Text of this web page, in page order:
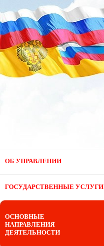
ОБ УПРАВЛЕНИИ
ГОСУДАРСТВЕННЫЕ УСЛУГИ
ОСНОВНЫЕ
НАПРАВЛЕНИЯ
ДЕЯТЕЛЬНОСТИ